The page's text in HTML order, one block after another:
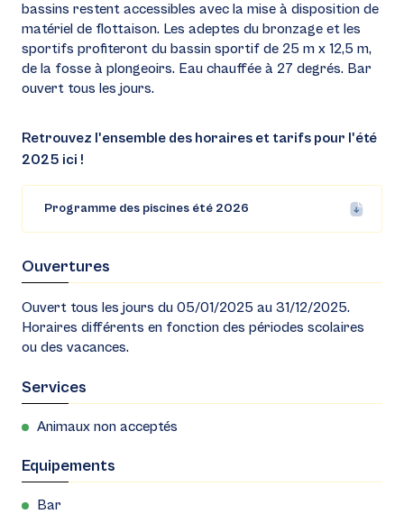
bassins restent accessibles avec la mise à disposition de
matériel de flottaison. Les adeptes du bronzage et les
sportifs profiteront du bassin sportif de 25 m x 12,5 m,
de la fosse à plongeoirs. Eau chauffée à 27 degrés. Bar
ouvert tous les jours.
Retrouvez l'ensemble des horaires et tarifs pour l'été
2025 ici !
Programme des piscines été 2026
Ouvertures
Ouvert tous les jours du 05/01/2025 au 31/12/2025.
Horaires différents en fonction des périodes scolaires
ou des vacances.
Services
Animaux non acceptés
Equipements
Bar